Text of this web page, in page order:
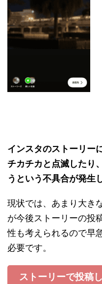
インスタのストーリー
チカチカと点滅したり
うという不具合が発生
現状では、あまり大き
が今後ストーリーの投
性も考えられるので早
必要です。
ストーリーで投稿